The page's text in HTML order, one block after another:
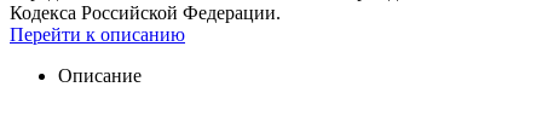
Кодекса Российской Федерации.
Перейти к описанию
Описание